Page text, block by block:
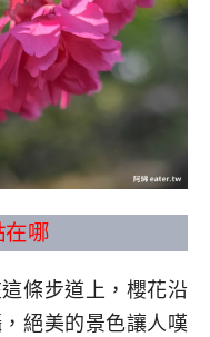
在哪
條步道上，櫻花沿
絕美的景色讓人嘆